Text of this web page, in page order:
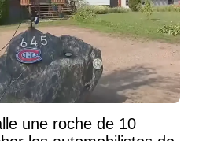
une roche de 10